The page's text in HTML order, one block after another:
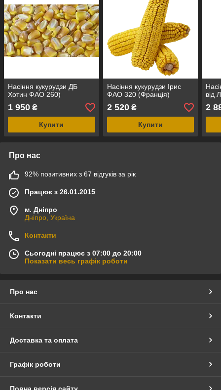
Насіння кукурудзи ДБ
Хотин ФАО 260)
1 950 ₴
Купити
Насіння кукурудзи Ірис
ФАО 320 (Франція)
2 520₴
Купити
від
2
Про нас
92% позитивних з 67 відгуків за рік
Працює з 26.01.2015
м. Дніпро
Дніпро, Україна
Контакти
Сьогодні працює з 07:00 до 20:00
Показати весь графік роботи
Про нас
Контакти
Доставка та оплата
Графік роботи